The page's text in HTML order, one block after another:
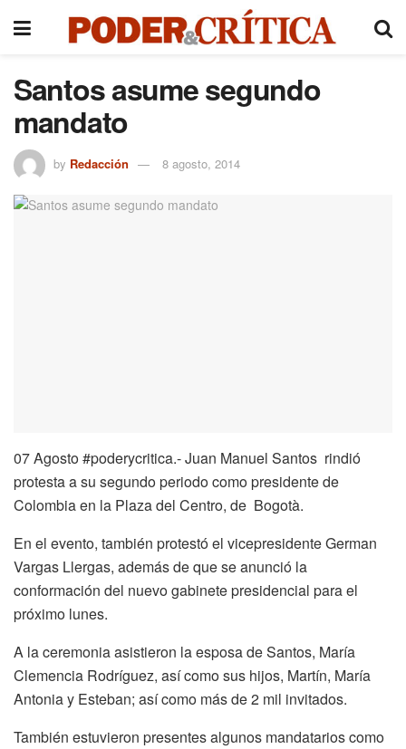
Santos asume segundo
mandato
by Redacción 8 agosto, 2014
07 Agosto #poderycritica.- Juan Manuel Santos rindió
protesta a su segundo periodo como presidente de
Colombia en la Plaza del Centro, de Bogotà.
En el evento, también protestó el vicepresidente German
Vargas Llergas, además de que se anunció la
conformación del nuevo gabinete presidencial para el
próximo lunes.
A la ceremonia asistieron la esposa de Santos, María
Clemencia Rodríguez, así como sus hijos, Martín, María
Antonia y Esteban; así como más de 2 mil invitados.
También estuvieron presentes algunos mandatarios como